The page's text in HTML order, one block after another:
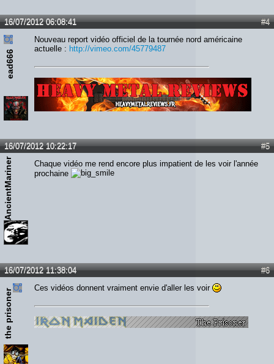
#4
16/07/2012 06:08:41
ead666
Nouveau report vidéo officiel de la tournée nord américaine
actuelle : http://vimeo.com/45779487
#5
16/07/2012 10:22:17
AncientMariner
Chaque vidéo me rend encore plus impatient de les voir l'année
prochaine
#6
16/07/2012 11:38:04
the prisoner
Ces vidéos donnent vraiment envie d'aller les voir